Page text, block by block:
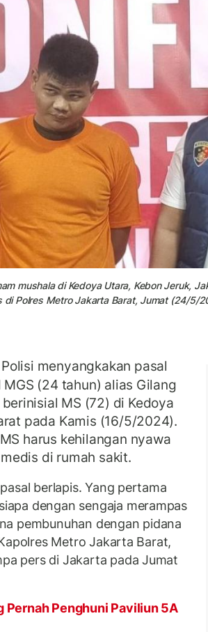
mushala di Kedoya Utara, Kebon Jeruk,
Polres Metro Jakarta Barat, Jumat (24/5/
menyangkakan pasal
(24 tahun) alias Gilang
MS (72) di Kedoya
pada Kamis (16/5/2024).
harus kehilangan nyawa
di rumah sakit.
berlapis. Yang pertama
dengan sengaja merampas
pembunuhan dengan pidana
Metro Jakarta Barat,
pers di Jakarta pada Jumat
Pernah Penghuni Paviliun 5A